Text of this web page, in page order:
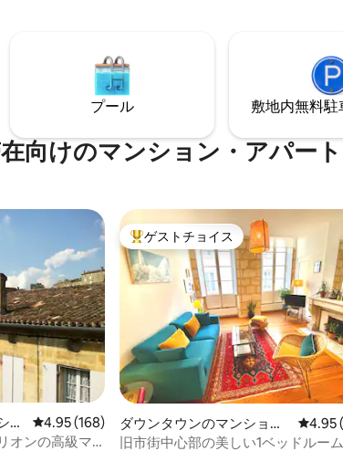
ッドリ
、コーヒー、
ャンプー、そ
ご用意しておプール 敷地内無料駐⁠
向けのマンション・アパート
評価
。
ョ
レビュー168件、5つ星中4.95つ星の平均評価
4.95 (168)
オンの高級マ
大好評のゲストチョイスです。
ゲストチョイス
ダウンタウンのマンショ
ン・アパート
レビュ
4.95
旧市街中心部の美しい1ベッドルー